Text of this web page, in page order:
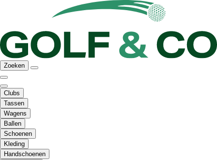
Zoeken
Clubs
Tassen
Wagens
Ballen
Schoenen
Kleding
Handschoenen